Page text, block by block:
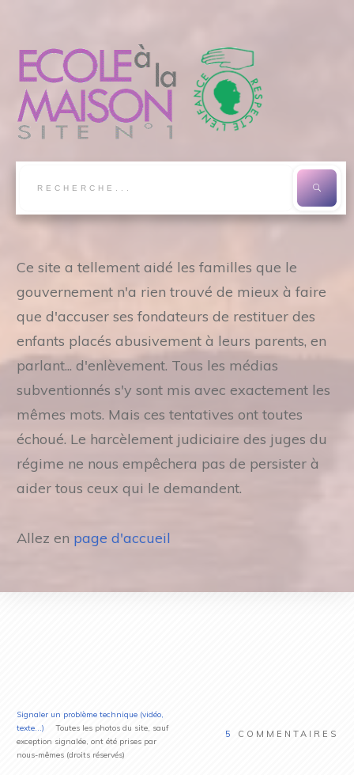
Ce site a tellement aidé les familles que le
gouvernement n'a rien trouvé de mieux à faire
que d'accuser ses fondateurs de restituer des
enfants placés abusivement à leurs parents, en
parlant... d'enlèvement. Tous les médias
subventionnés s'y sont mis avec exactement les
mêmes mots. Mais ces tentatives ont toutes
échoué. Le harcèlement judiciaire des juges du
régime ne nous empêchera pas de persister à
aider tous ceux qui le demandent.
Allez en page d'accueil
Signaler un problème technique (vidéo,
texte...)
Toutes les photos du site, sauf
exception signalée, ont été prises par
nous-mêmes (droits réservés)
5 COMMENTAIRES